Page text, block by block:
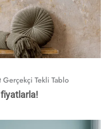
Tekli Tablo